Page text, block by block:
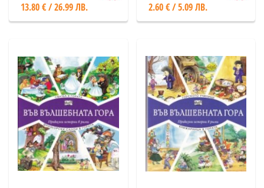
13.80 € / 26.99 ЛВ.
2.60 € / 5.09 ЛВ.